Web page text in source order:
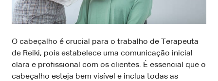
O cabeçalho é crucial para o trabalho de Terapeuta
de Reiki, pois estabelece uma comunicação inicial
clara e profissional com os clientes. É essencial que o
cabeçalho esteja bem visível e inclua todas as